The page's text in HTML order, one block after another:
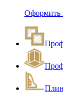
Оформить